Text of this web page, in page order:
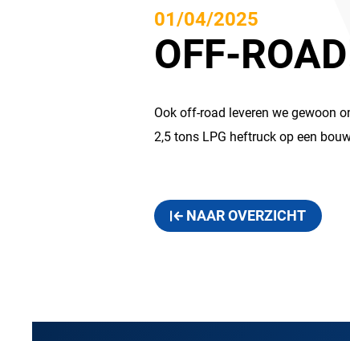
01/04/2025
OFF-
Ook off-road leveren we gewoon
2,5 tons LPG heftruck op een
NAAR OVERZICHT